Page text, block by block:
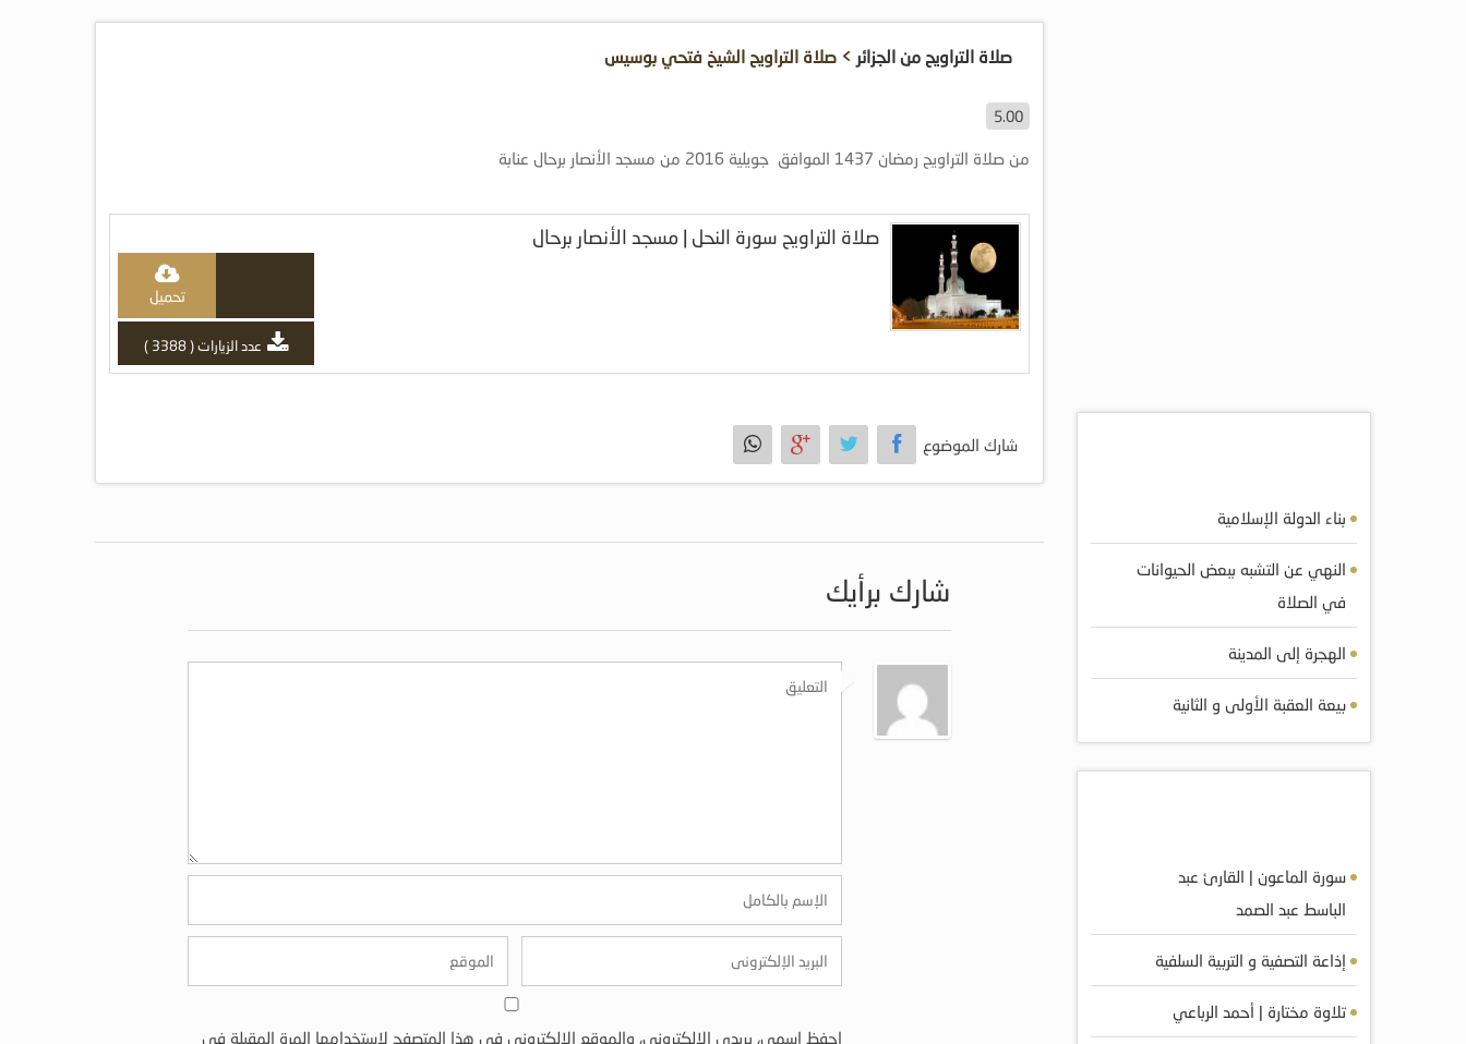
صلاة التراويح من الجزائر > صلاة التراويح الشيخ فتحي بوسيس
5.00
من صلاة التراويح رمضان 1437 الموافق جويلية 2016 من مسجد الأنصار برحال عنابة
صلاة التراويح سورة النحل | مسجد الأنصار برحال
تحميل
عدد الزيارات ( 3388 )
شارك الموضوع
شارك برأيك
احفظ اسمي، بريدي الإلكتروني، والموقع الإلكتروني في هذا المتصفح لاستخدامها المرة المقبلة في
بناء الدولة الإسلامية
النهي عن التشبه ببعض الحيوانات
في الصلاة
الهجرة إلى المدينة
بيعة العقبة الأولى و الثانية
سورة الماعون | القارئ عبد
الباسط عبد الصمد
إذاعة التصفية و التربية السلفية
تلاوة مختارة | أحمد الرباعي